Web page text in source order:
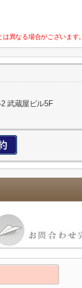
異なる場合がございます。
武蔵屋ビル5F